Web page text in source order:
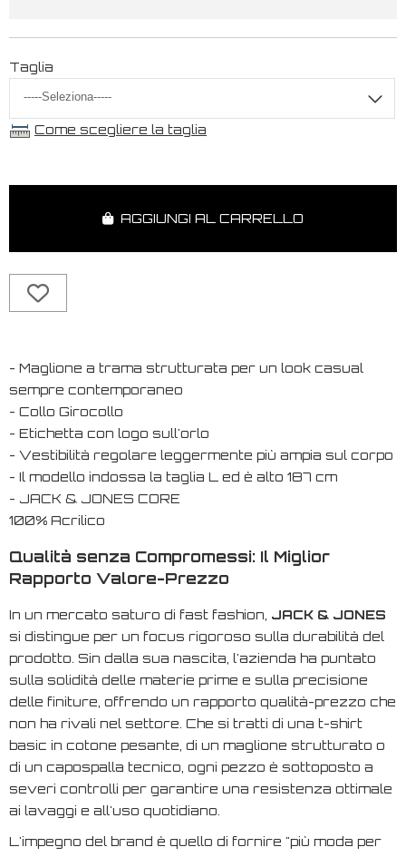
Taglia
Come scegliere la taglia
AGGIUNGI AL CARRELLO
- Maglione a trama strutturata per un look casual
sempre contemporaneo
- Collo Girocollo
- Etichetta con logo sull'orlo
- Vestibilità regolare leggermente più ampia sul corpo
- Il modello indossa la taglia L ed è alto 187 cm
- JACK & JONES CORE
100% Acrilico
Qualità senza Compromessi: Il Miglior
Rapporto Valore-Prezzo
In un mercato saturo di fast fashion, JACK & JONES
si distingue per un focus rigoroso sulla durabilità del
prodotto. Sin dalla sua nascita, l'azienda ha puntato
sulla solidità delle materie prime e sulla precisione
delle finiture, offrendo un rapporto qualità-prezzo che
non ha rivali nel settore. Che si tratti di una t-shirt
basic in cotone pesante, di un maglione strutturato o
di un capospalla tecnico, ogni pezzo è sottoposto a
severi controlli per garantire una resistenza ottimale
ai lavaggi e all'uso quotidiano.
L'impegno del brand è quello di fornire "più moda per